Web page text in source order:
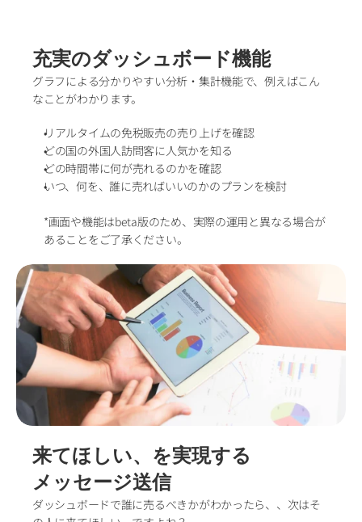
充実のダッシュボード機能
グラフによる分かりやすい分析・集計機能で、例えばこん
なことがわかります。
リアルタイムの免税販売の売り上げを確認
どの国の外国人訪問客に人気かを知る
どの時間帯に何が売れるのかを確認
いつ、何を、誰に売ればいいのかのプランを検討
*画面や機能はbeta版のため、実際の運用と異なる場合が
あることをご了承ください。
来てほしい、を実現する
メッセージ送信
ダッシュボードで誰に売るべきかがわかったら、、次はそ